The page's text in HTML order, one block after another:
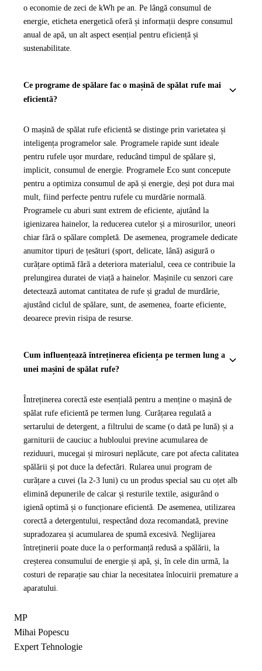
o economie de zeci de kWh pe an. Pe lângă consumul de
energie, eticheta energetică oferă și informații despre consumul
anual de apă, un alt aspect esențial pentru eficiență și
sustenabilitate.
Ce programe de spălare fac o mașină de spălat rufe mai
eficientă?
O mașină de spălat rufe eficientă se distinge prin varietatea și
inteligența programelor sale. Programele rapide sunt ideale
pentru rufele ușor murdare, reducând timpul de spălare și,
implicit, consumul de energie. Programele Eco sunt concepute
pentru a optimiza consumul de apă și energie, deși pot dura mai
mult, fiind perfecte pentru rufele cu murdărie normală.
Programele cu aburi sunt extrem de eficiente, ajutând la
igienizarea hainelor, la reducerea cutelor și a mirosurilor, uneori
chiar fără o spălare completă. De asemenea, programele dedicate
anumitor tipuri de țesături (sport, delicate, lână) asigură o
curățare optimă fără a deteriora materialul, ceea ce contribuie la
prelungirea duratei de viață a hainelor. Mașinile cu senzori care
detectează automat cantitatea de rufe și gradul de murdărie,
ajustând ciclul de spălare, sunt, de asemenea, foarte eficiente,
deoarece previn risipa de resurse.
Cum influențează întreținerea eficiența pe termen lung a
unei mașini de spălat rufe?
Întreținerea corectă este esențială pentru a menține o mașină de
spălat rufe eficientă pe termen lung. Curățarea regulată a
sertarului de detergent, a filtrului de scame (o dată pe lună) și a
garniturii de cauciuc a hubloului previne acumularea de
reziduuri, mucegai și mirosuri neplăcute, care pot afecta calitatea
spălării și pot duce la defectări. Rularea unui program de
curățare a cuvei (la 2-3 luni) cu un produs special sau cu oțet alb
elimină depunerile de calcar și resturile textile, asigurând o
igienă optimă și o funcționare eficientă. De asemenea, utilizarea
corectă a detergentului, respectând doza recomandată, previne
supradozarea și acumularea de spumă excesivă. Neglijarea
întreținerii poate duce la o performanță redusă a spălării, la
creșterea consumului de energie și apă, și, în cele din urmă, la
costuri de reparație sau chiar la necesitatea înlocuirii premature a
aparatului.
MP
Mihai Popescu
Expert Tehnologie